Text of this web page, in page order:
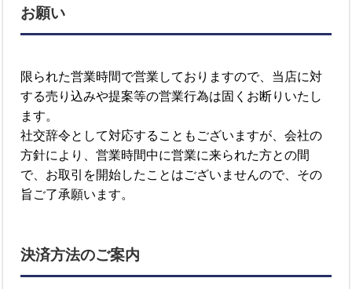
お願い
限られた営業時間で営業しておりますので、当店に対
する売り込みや提案等の営業行為は固くお断りいたし
ます。
社交辞令として対応することもございますが、会社の
方針により、営業時間中に営業に来られた方との間
で、お取引を開始したことはございませんので、その
旨ご了承願います。
決済方法のご案内